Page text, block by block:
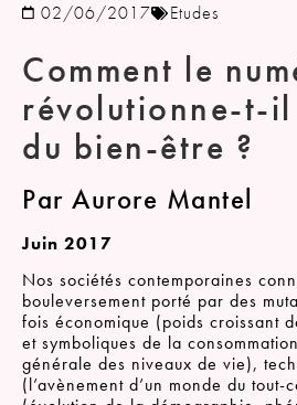
02/06/2017 Etudes
Comment le
révolutionne-t-il
du bien-être ?
Par Aurore Mantel
Juin 2017
Nos sociétés contemporaines
bouleversement porté par des
fois économique (poids croissant
et symboliques de la
générale des niveaux de vie),
(l’avènement d’un monde du